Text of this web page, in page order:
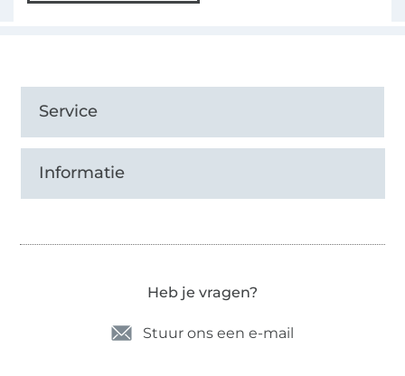
Service
Informatie
Heb je vragen?
Stuur ons een e-mail